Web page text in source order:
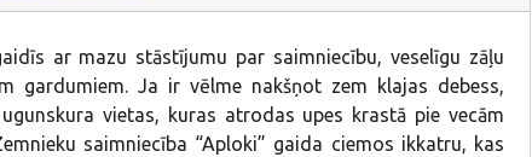
ar mazu stāstījumu par saimniecību, veselīgu zāļu
gardumiem. Ja ir vēlme nakšņot zem klajas debess,
vietas, kuras atrodas upes krastā pie vecām
saimniecība “Aploki” gaida ciemos ikkatru, kas